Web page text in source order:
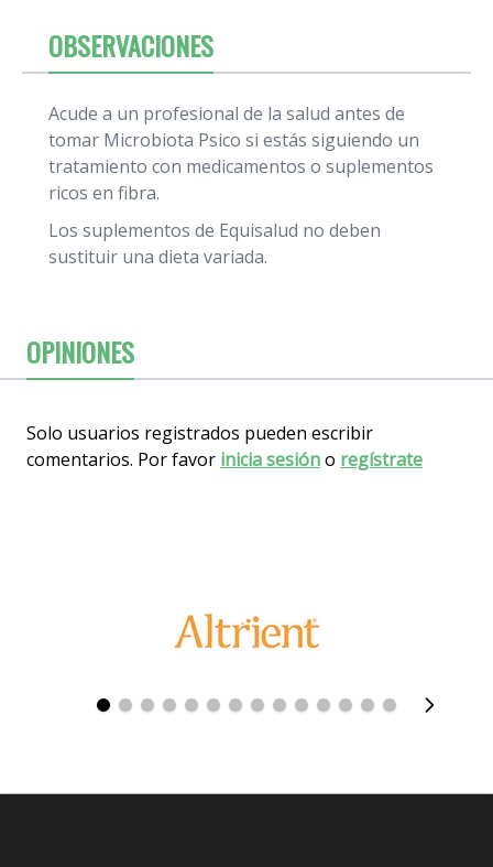
OBSERVACIONES
Acude a un profesional de la salud antes de
tomar Microbiota Psico si estás siguiendo un
tratamiento con medicamentos o suplementos
ricos en fibra.
Los suplementos de Equisalud no deben
sustituir una dieta variada.
OPINIONES
Solo usuarios registrados pueden escribir
comentarios. Por favor inicia sesióno regístrate